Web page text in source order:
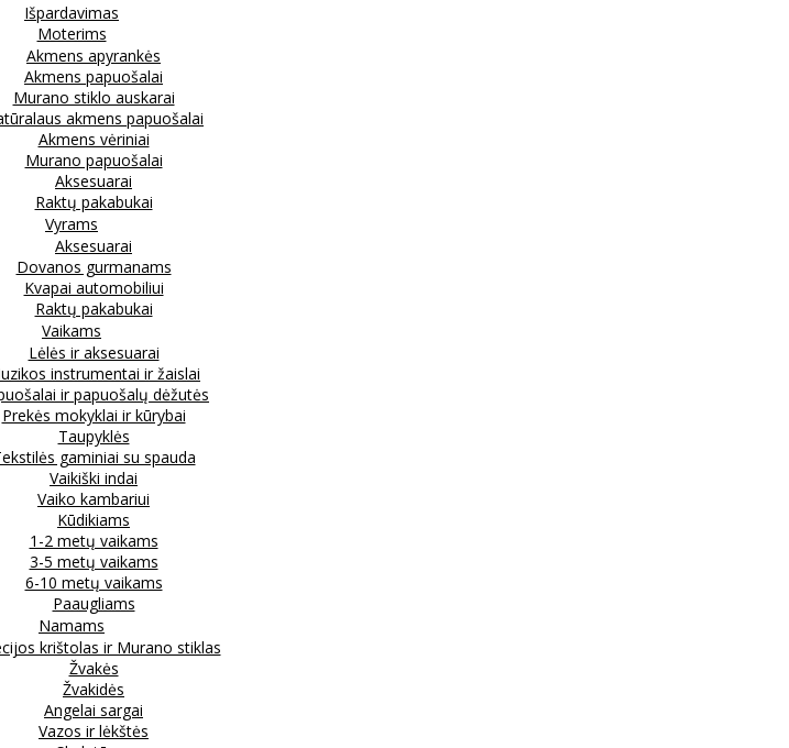
Išpardavimas
Moterims
Akmens apyrankės
Akmens papuošalai
Murano stiklo auskarai
akmens papuošalai
Akmens vėriniai
Murano papuošalai
Aksesuarai
Raktų pakabukai
Vyrams
Aksesuarai
Dovanos gurmanams
Kvapai automobiliui
Raktų pakabukai
Vaikams
Lėlės ir aksesuarai
instrumentai ir žaislai
ir papuošalų dėžutės
Prekės mokyklai ir kūrybai
Taupyklės
gaminiai su spauda
Vaikiški indai
Vaiko kambariui
Kūdikiams
1-2 metų vaikams
3-5 metų vaikams
6-10 metų vaikams
Paaugliams
Namams
krištolas ir Murano stiklas
Žvakės
Žvakidės
Angelai sargai
Vazos ir lėkštės